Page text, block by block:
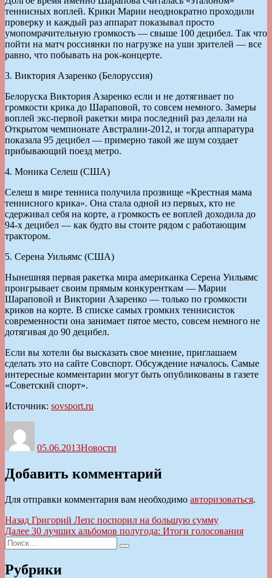
теннисных воплей. Крики Марии неоднократно проходили
проверку и каждый раз аппарат показывал просто
умопомрачительную громкость — свыше 100 децибел. Так что
пойти на матч россиянки по нагрузке на уши зрителей — все
равно, что побывать на рок-концерте.
3. Виктория Азаренко (Белоруссия)
Белоруска Виктория Азаренко если и не дотягивает по
громкости крика до Шараповой, то совсем немного. Замеры
воплей экс-первой ракетки мира последний раз делали на
Открытом чемпионате Австралии-2012, и тогда аппаратура
показала 95 децибел — примерно такой же шум создает
прибывающий поезд метро.
4. Моника Селеш (США)
Селеш в мире тенниса получила прозвище «Крестная мама
теннисного крика». Она стала одной из первых, кто не
сдерживал себя на корте, а громкость ее воплей доходила до
94-х децибел — как будто вы стоите рядом с работающим
трактором.
5. Серена Уильямс (США)
Нынешняя первая ракетка мира американка Серена Уильямс
проигрывает своим прямым конкуренткам — Марии
Шараповой и Виктории Азаренко — только по громкости
криков на корте. В списке самых громких теннисисток
современности она занимает пятое место, совсем немного не
дотягивая до 90 децибел.
Если вы хотели бы высказать свое мнение, приглашаем
сделать это на сайте Совспорт. Обсуждение началось. Самые
интересные комментарии могут быть опубликованы в газете
«Советский спорт».
Источник: sovsport.ru
05.06.2013Новости
Добавить комментарий
Для отправки комментария вам необходимо авторизоваться.
Навигация
по
записям
Назад Предыдущая
запись:
Григорий Лепс поспорил на большую сумму
Далее Следующая
30 лучших альбомов полугода: Итоги голосования
Искать:
Поиск
Рубрики